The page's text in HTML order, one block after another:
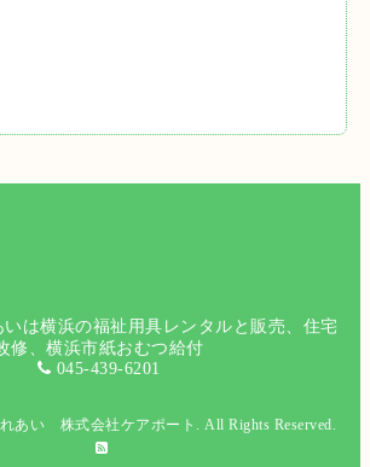
は横浜の福祉用具レンタルと販売、住宅
修、横浜市紙おむつ給付
045-439-6201
あい 株式会社ケアポート . All Rights Reserved.